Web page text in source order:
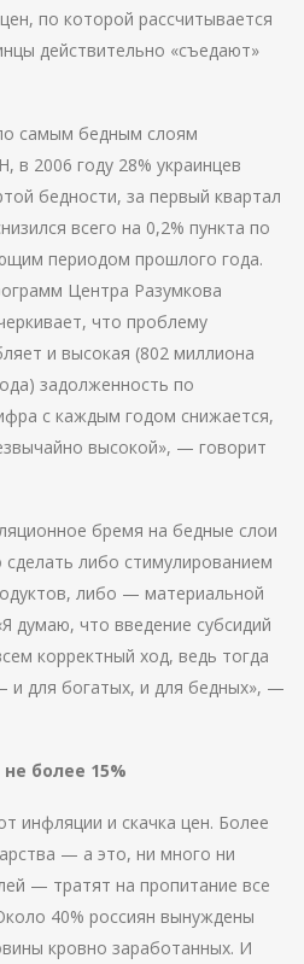
по которой рассчитывается
действительно «съедают»
самым бедным слоям
2006 году 28% украинцев
бедности, за первый квартал
всего на 0,2% пункта по
периодом прошлого года.
Центра Разумкова
что проблему
и высокая (802 миллиона
задолженность по
с каждым годом снижается,
высокой», — говорит
бремя на бедные слои
либо стимулированием
либо — материальной
что введение субсидий
корректный ход, ведь тогда
и для богатых, и для бедных», —
более 15%
инфляции и скачка цен. Более
— а это, ни много ни
— тратят на пропитание все
40% россиян вынуждены
кровно заработанных. И